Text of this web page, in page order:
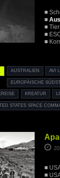
■
■
■
■
■
AUSTRALIEN AVI
EUROPÄISCHE
KREATUR
STATES SPACE
■
■